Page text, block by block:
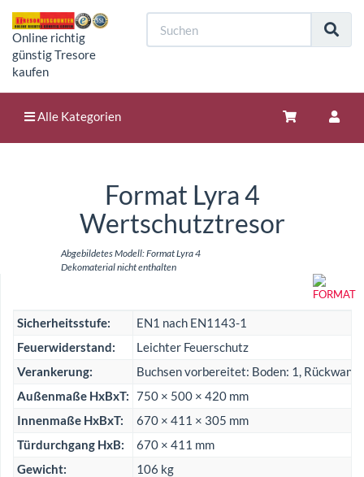
Online richtig
günstig Tresore
kaufen
Alle Kategorien
Format Lyra 4
Wertschutztresor
Abgebildetes Modell: Format Lyra 4
Dekomaterial nicht enthalten
Sicherheitsstufe:
EN1 nach EN1143-1
Feuerwiderstand:
Leichter Feuerschutz
Verankerung:
Buchsen vorbereitet: Boden: 1,
Außenmaße HxBxT: 750 × 500 × 420 mm
Innenmaße HxBxT:
670 × 411 × 305 mm
Türdurchgang HxB:
670 × 411 mm
Gewicht:
106 kg